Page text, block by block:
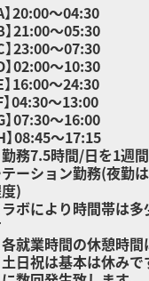
】20:00～04:30
】21:00～05:30
】23:00～07:30
】02:00～10:30
】16:00～24:30
】04:30～13:00
】07:30～16:00
】08:45～17:15
務7.5時間/日を1週
ーション勤務(夜勤
)
ボにより時間帯は多
就業時間の休憩時間
日祝は基本は休みで